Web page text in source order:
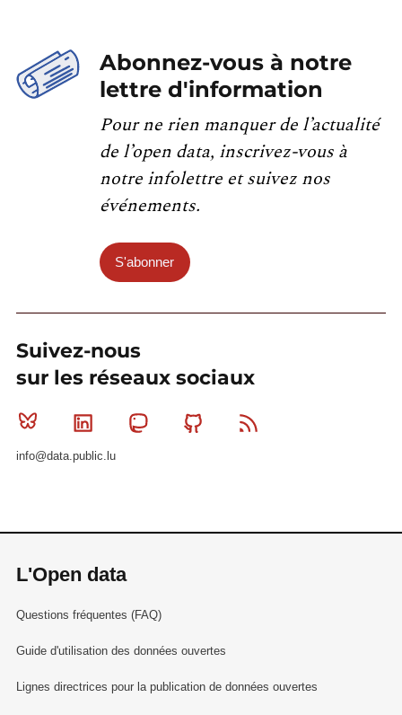
Abonnez-vous à notre
lettre d'information
Pour ne rien manquer de l’actualité
de l’open data, inscrivez-vous à
notre infolettre et suivez nos
événements.
S'abonner
Suivez-nous
sur les réseaux sociaux
Bluesky Linkedin MastodonGithub
info@data.public.lu
L'Open data
Questions fréquentes (FAQ)
Guide d'utilisation des données ouvertes
Lignes directrices pour la publication de données ouvertes